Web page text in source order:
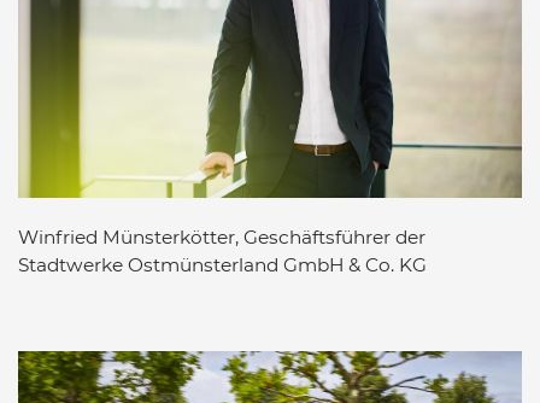
Winfried Münsterkötter, Geschäftsführer der
Stadtwerke Ostmünsterland GmbH & Co. KG